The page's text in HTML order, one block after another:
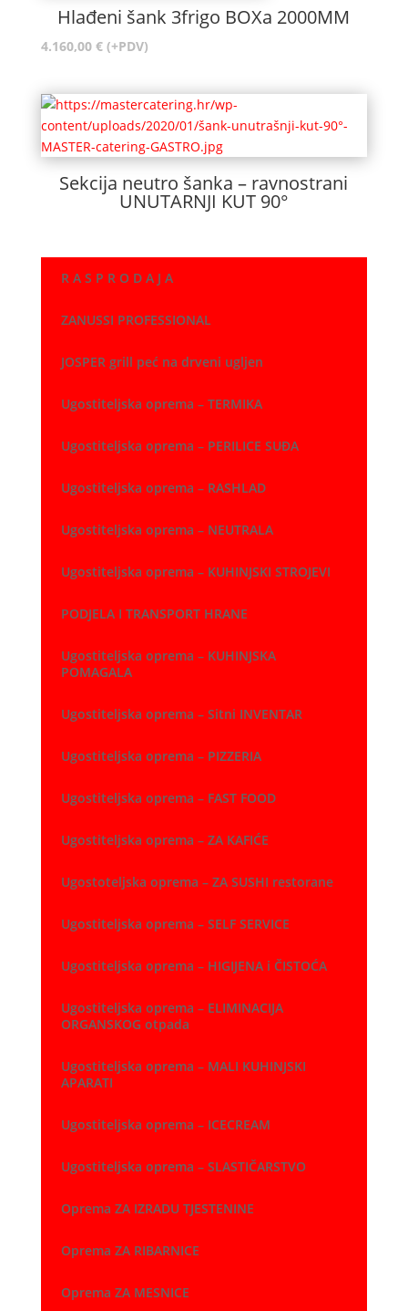
Hlađeni šank 3frigo BOXa 2000MM
4.160,00 € (+PDV)
Sekcija neutro šanka – ravnostrani
UNUTARNJI KUT 90°
R A S P R O D A J A
ZANUSSI PROFESSIONAL
JOSPER grill peć na drveni ugljen
Ugostiteljska oprema – TERMIKA
Ugostiteljska oprema – PERILICE SUĐA
Ugostiteljska oprema – RASHLAD
Ugostiteljska oprema – NEUTRALA
Ugostiteljska oprema – KUHINJSKI STROJEVI
PODJELA I TRANSPORT HRANE
Ugostiteljska oprema – KUHINJSKA
POMAGALA
Ugostiteljska oprema – Sitni INVENTAR
Ugostiteljska oprema – PIZZERIA
Ugostiteljska oprema – FAST FOOD
Ugostiteljska oprema – ZA KAFIĆE
Ugostoteljska oprema – ZA SUSHI restorane
Ugostiteljska oprema – SELF SERVICE
Ugostiteljska oprema – HIGIJENA i ČISTOĆA
Ugostiteljska oprema – ELIMINACIJA
ORGANSKOG otpada
Ugostiteljska oprema – MALI KUHINJSKI
APARATI
Ugostiteljska oprema – ICECREAM
Ugostiteljska oprema – SLASTIČARSTVO
Oprema ZA IZRADU TJESTENINE
Oprema ZA RIBARNICE
Oprema ZA MESNICE